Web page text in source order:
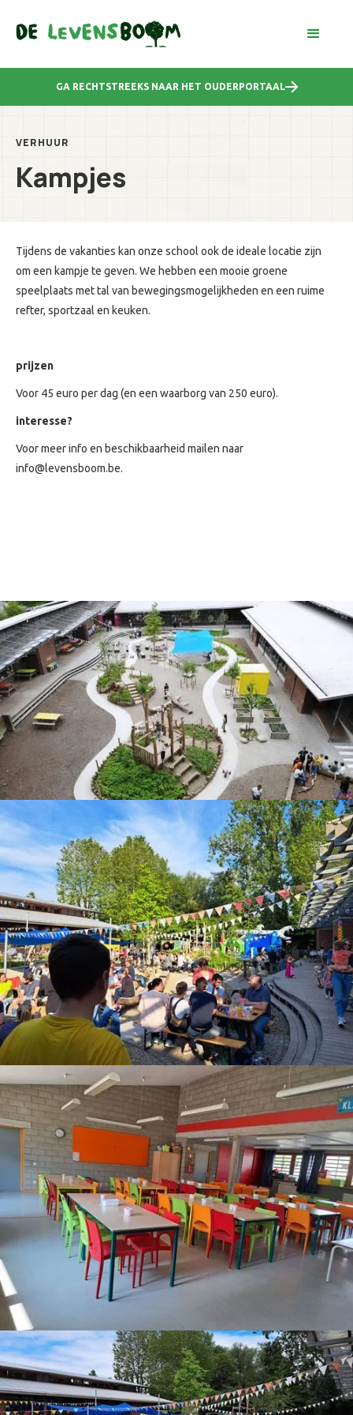
GA RECHTSTREEKS NAAR HET OUDERPORTAAL
VERHUUR
Kampjes
Tijdens de vakanties kan onze school ook de ideale locatie zijn
om een kampje te geven. We hebben een mooie groene
speelplaats met tal van bewegingsmogelijkheden en een ruime
refter, sportzaal en keuken.
prijzen
Voor 45 euro per dag (en een waarborg van 250 euro).
interesse?
Voor meer info en beschikbaarheid mailen naar
info@levensboom.be.